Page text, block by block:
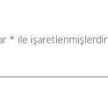
* ile işaretlenmişlerdir